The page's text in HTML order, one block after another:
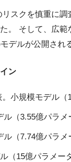
スクを慎重に
。 そして、広
デルが公開され
ン
。小規模モデル（
ル（3.55億パラメ
ル（7.74億パラメ
（15億パラメー